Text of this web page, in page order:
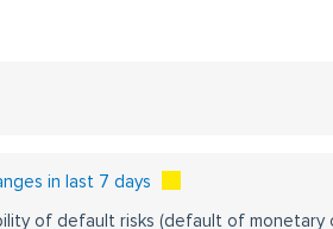
in last 7 days
of default risks (default of monetary